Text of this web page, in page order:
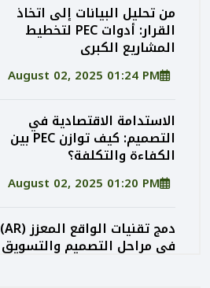
من تحليل البيانات إلى اتخاذ
القرار: أدوات PEC لتخطيط
المشاريع الكبرى
August 02, 2025 01:24 PM
الاستدامة الاقتصادية في
التصميم: كيف توازن PEC بين
الكفاءة والتكلفة؟
August 02, 2025 01:20 PM
دمج تقنيات الواقع المعزز (AR)
في مراحل التصميم والتسويق